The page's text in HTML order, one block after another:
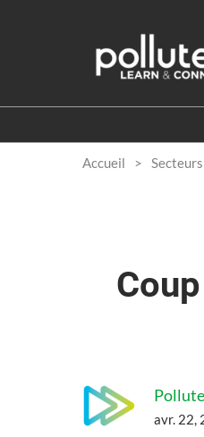
contenu
Accueil Secteurs
avr. 22,